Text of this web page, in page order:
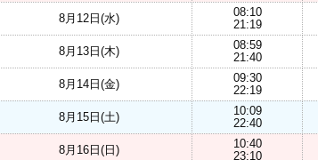
8月12日(水)
08:10
21:19
8月13日(木)
08:59
21:40
8月14日(金)
09:30
22:19
8月15日(土)
10:09
22:40
8月16日(日)
10:40
23:10